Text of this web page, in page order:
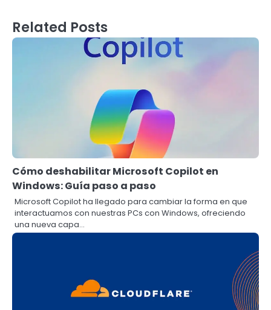
Related Posts
Cómo deshabilitar Microsoft Copilot en
Windows: Guía paso a paso
Microsoft Copilot ha llegado para cambiar la forma en que
interactuamos con nuestras PCs con Windows, ofreciendo
una nueva capa…